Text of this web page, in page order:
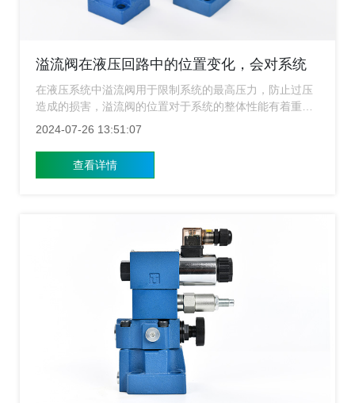
溢流阀在液压回路中的位置变化，会对系统
性能产生哪些影响？
在液压系统中溢流阀用于限制系统的最高压力，防止过压
造成的损害，溢流阀的位置对于系统的整体性能有着重要
的影响。下面上海溢流阀厂家就来给大家介绍下溢流阀在
2024-07-26 13:51:07
查看详情